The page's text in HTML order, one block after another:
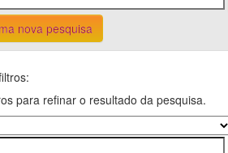
nova pesquisa
para refinar o resultado da pesquisa.